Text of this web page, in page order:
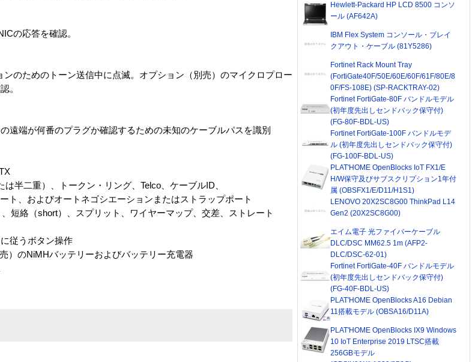
の応答を確認。
のためのトーン送信中に点滅。オプション（別売）のマイクロプロー
。
遠端が何番のプラグか確認するための未知のケーブルパスを識別
二重）、トークン・リング、Telco、ケーブルID、
びオートネゴシエーションまたはストラップポート
絡（short）、スプリット、ワイヤーマップ、交差、ストレート
従うボタン操作
のNiMHバッテリーおよびバッテリー充電器
Hewlett-Packard HP LCD 8500 コンソ
ール (AF642A)
IBM Flex System コンソール・ブレイ
クアウト・ケーブル (81Y5286)
Fortinet Rack Mount Tray
(FortiGate40F/50E/60E/60F/61F/80E/8
0F/FS-108E) (SP-RACKTRAY-02)
Fortinet FortiGate-80F バンドルモデル
(初年度先出しセンドバック保守付)
(FG-80F-BDL-US)
Fortinet FortiGate-100F バンドルモデ
ル (初年度先出しセンドバック保守付)
(FG-100F-BDL-US)
PLAT'HOME OpenBlocks IoT FX1/E
H/W保守及びサブスクリプション1年付
属 (OBSFX1/E/D11/H1S1)
LENOVO 20X2SC8G00 ThinkPad L14
Gen2 (20X2SC8G00)
エイム電子 光ファイバーケーブル
DLC/DSC MM62.5 1m (AFP2-
DLC/DSC-62-01)
Fortinet FortiGate-40F バンドルモデル
(初年度先出しセンドバック保守付)
(FG-40F-BDL-US)
PLAT'HOME OpenBlocks A16 Debian
11搭載モデル (OBSA16/D11A)
PLAT'HOME OpenBlocks IX9 Windows
10 IoT Enterprise 2019 LTSC搭載
256GBモデル